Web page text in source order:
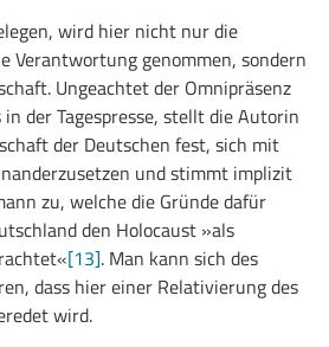
wird hier nicht nur die
Verantwortung genommen, sondern
Ungeachtet der Omnipräsenz
in der Tagespresse, stellt die Autorin
der Deutschen fest, sich mit
und stimmt implizit
zu, welche die Gründe dafür
den Holocaust »als
[13]. Man kann sich des
dass hier einer Relativierung des
wird.